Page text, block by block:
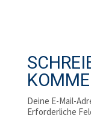
Deine E-Mail-
Erforderliche